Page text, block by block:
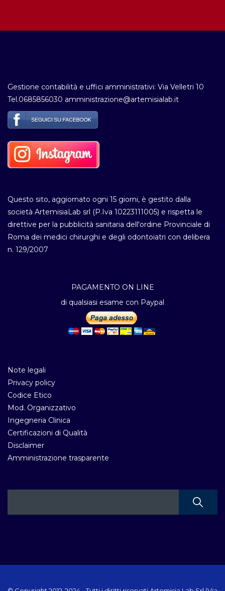
Gestione contabilità e uffici amministrativi: Via Velletri 10
Tel.0685856030 amministrazione@artemisialab.it
Questo sito, aggiornato ogni 15 giorni, è gestito dalla
società ArtemisiaLab srl (P.Iva 10223111005) e rispetta le
direttive per la pubblicità sanitaria dell'ordine Provinciale di
Roma dei medici chirurghi e degli odontoiatri con delibera
n. 129/2007
PAGAMENTO ON LINE
di qualsiasi esame con Paypal
Note legali
Privacy policy
Codice Etico
Mod. Organizzativo
Ingegneria Clinica
Certificazioni di Qualità
Disclaimer
Amministrazione trasparente